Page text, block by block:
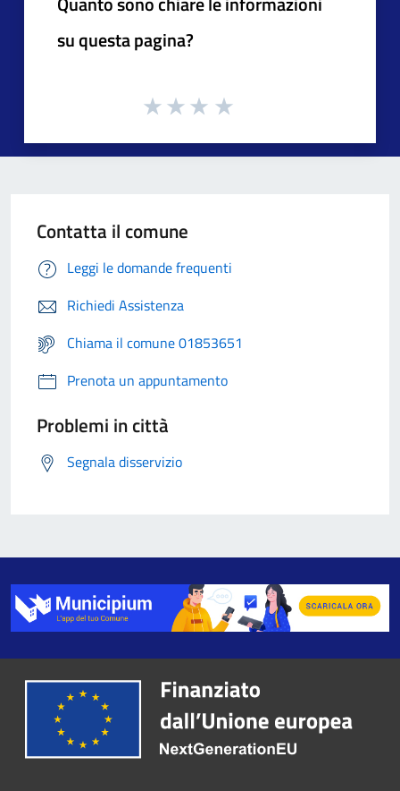
su questa pagina?
Contatta il comune
Leggi le domande frequenti
Richiedi Assistenza
Chiama il comune 01853651
Prenota un appuntamento
Problemi in città
Segnala disservizio